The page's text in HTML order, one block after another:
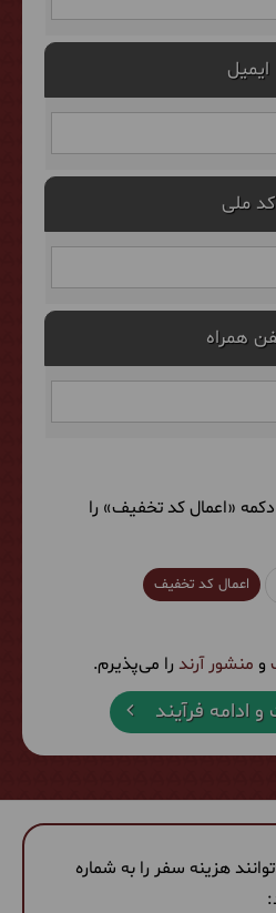
ایمیل
کد ملی
همراه
«اعمال کد تخفیف» را
اعمال کد تخفیف
و منشور آرند را می‌پذیرم.
ادامه فرآیند
هزینه سفر را به شماره